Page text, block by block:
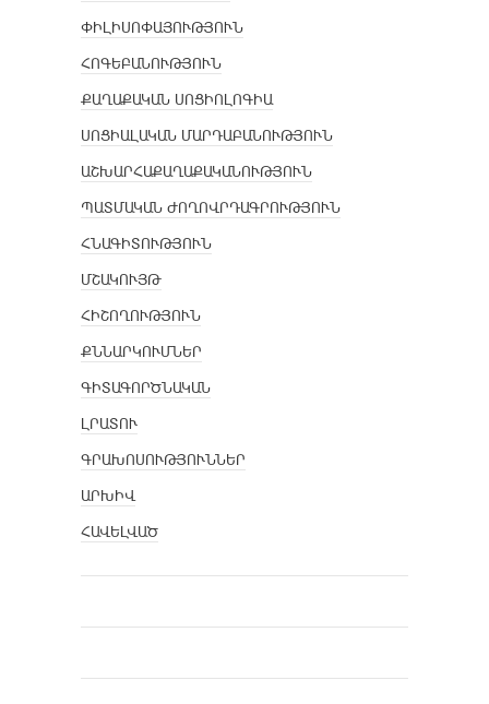
ՓԻԼԻՍՈՓԱՅՈՒԹՅՈՒՆ
ՀՈԳԵԲԱՆՈՒԹՅՈՒՆ
ՔԱՂԱՔԱԿԱՆ ՍՈՑԻՈԼՈԳԻԱ
ՍՈՑԻԱԼԱԿԱՆ ՄԱՐԴԱԲԱՆՈՒԹՅՈՒՆ
ԱՇԽԱՐՀԱՔԱՂԱՔԱԿԱՆՈՒԹՅՈՒՆ
ՊԱՏՄԱԿԱՆ ԺՈՂՈՎՐԴԱԳՐՈՒԹՅՈՒՆ
ՀՆԱԳԻՏՈՒԹՅՈՒՆ
ՄՇԱԿՈՒՅԹ
ՀԻՇՈՂՈՒԹՅՈՒՆ
ՔՆՆԱՐԿՈՒՄՆԵՐ
ԳԻՏԱԳՈՐԾՆԱԿԱՆ
ԼՐԱՏՈՒ
ԳՐԱԽՈՍՈՒԹՅՈՒՆՆԵՐ
ԱՐԽԻՎ
ՀԱՎԵԼՎԱԾ